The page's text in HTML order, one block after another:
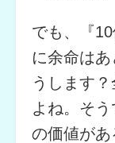
でも、『
に余命は
うします
よね。そ
の価値が